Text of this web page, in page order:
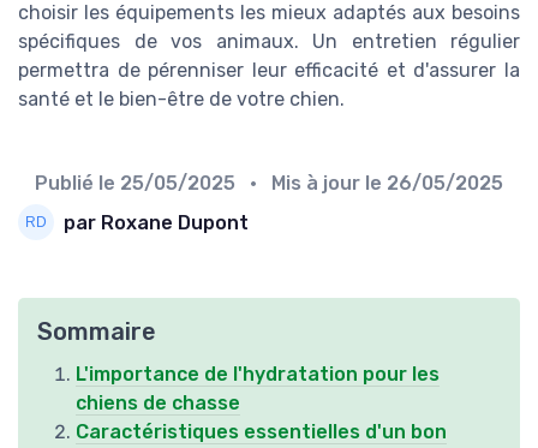
choisir les équipements les mieux adaptés aux besoins
spécifiques de vos animaux. Un entretien régulier
permettra de pérenniser leur efficacité et d'assurer la
santé et le bien-être de votre chien.
Publié le 25/05/2025 • Mis à jour le 26/05/2025
par Roxane Dupont
Sommaire
L'importance de l'hydratation pour les
chiens de chasse
Caractéristiques essentielles d'un bon